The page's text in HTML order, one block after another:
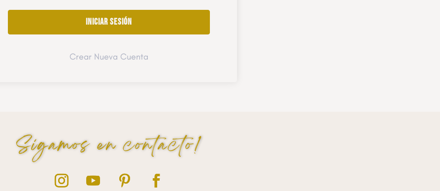
Crear Nueva Cuenta
Sigamos en contacto!